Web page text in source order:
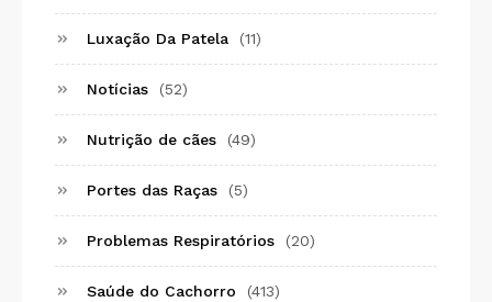
Luxação Da Patela (11)
Notícias (52)
Nutrição de cães (49)
Portes das Raças (5)
Problemas Respiratórios (20)
Saúde do Cachorro (413)